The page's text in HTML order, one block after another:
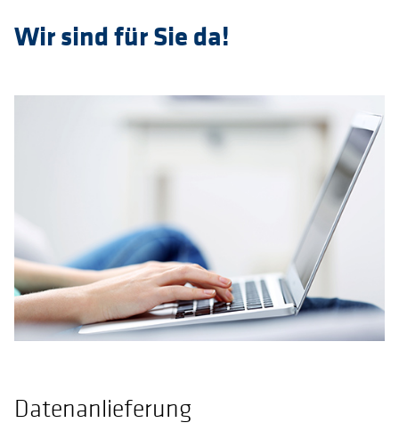
Wir sind für Sie da!
Datenanlieferung